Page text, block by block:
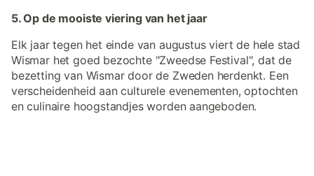
5. Op de mooiste viering van het jaar
Elk jaar tegen het einde van augustus viert de hele stad
Wismar het goed bezochte "Zweedse Festival", dat de
bezetting van Wismar door de Zweden herdenkt. Een
verscheidenheid aan culturele evenementen, optochten
en culinaire hoogstandjes worden aangeboden.